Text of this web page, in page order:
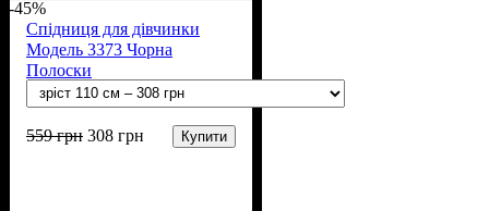
б, 6% лайкра)
-45%
Спідниця для дівчинки
Модель 3373 Чорна
Полоски
559грн 308 грн Купити